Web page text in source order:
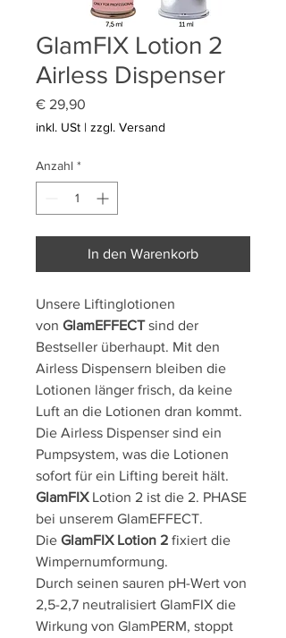
GlamFIX Lotion 2
Airless Dispenser
€ 29,90
inkl. USt | zzgl. Versand
Anzahl *
In den Warenkorb
Unsere Liftinglotionen
von GlamEFFECTsind der
Bestseller überhaupt. Mit den
Airless Dispensern bleiben die
Lotionen länger frisch, da keine
Luft an die Lotionen dran kommt.
Die Airless Dispenser sind ein
Pumpsystem, was die Lotionen
sofort für ein Lifting bereit hält.
GlamFIXLotion 2 ist die 2. PHASE
bei unserem GlamEFFECT.
Die GlamFIX Lotion 2 fixiert die
Wimpernumformung.
Durch seinen sauren pH-Wert von
2,5-2,7 neutralisiert GlamFIX die
Wirkung von GlamPERM, stoppt